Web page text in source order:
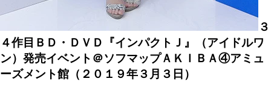
３
４作目ＢＤ・ＤＶＤ『インパクトＪ』（アイドルワ
ン）発売イベント＠ソフマップＡＫＩＢＡ④アミュ
ーズメント館（２０１９年３月３日）